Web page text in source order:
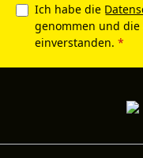
Ich habe die
genommen und die
einverstanden. *